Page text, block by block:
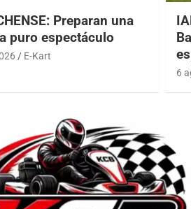
Preparan una
puro espectáculo
E-Kart
6